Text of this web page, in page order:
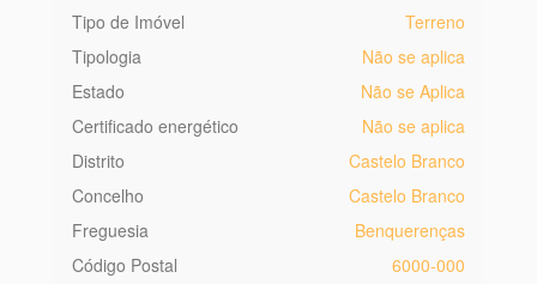
Tipo de Imóvel
Terreno
Tipologia
Não se aplica
Estado
Não se Aplica
Certificado energético
Não se aplica
Distrito
Castelo Branco
Concelho
Castelo Branco
Freguesia
Benquerenças
Código Postal
6000-000